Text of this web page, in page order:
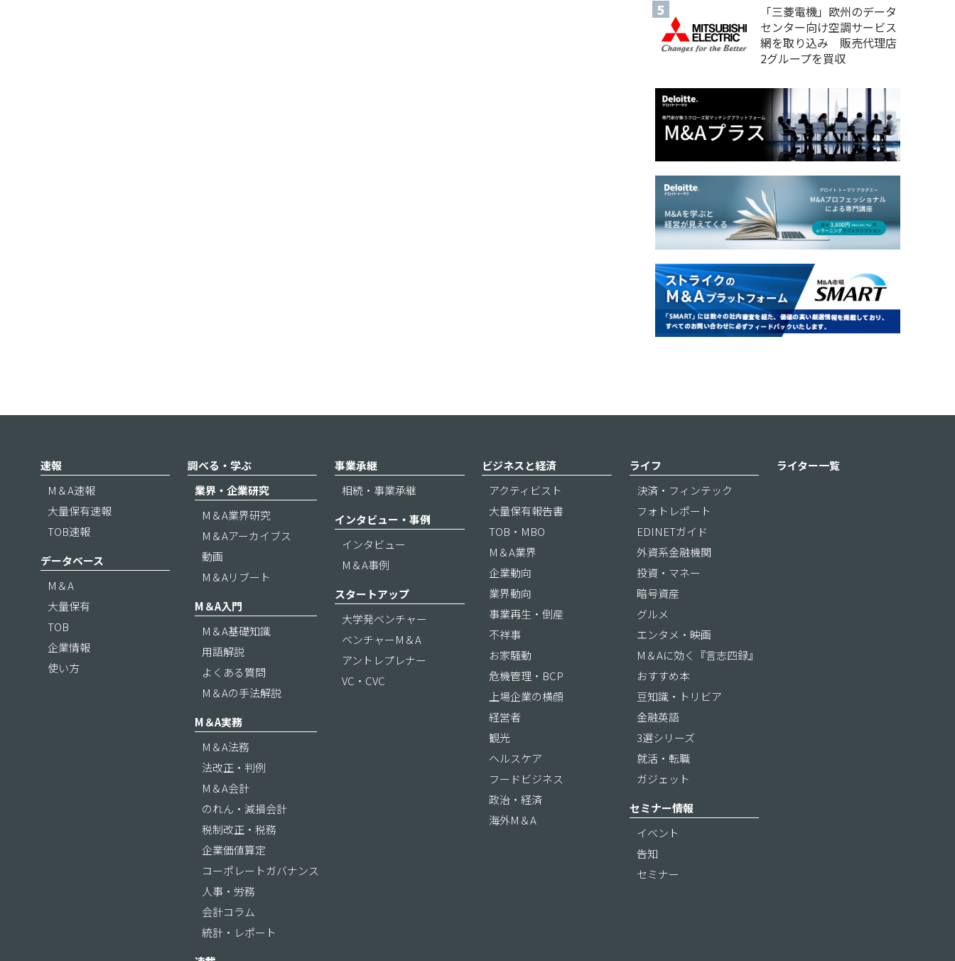
「三菱電機」欧州のデータ
センター向け空調サービス
網を取り込み 販売代理店
2グループを買収
速報
M＆A速報
大量保有速報
TOB速報
データベース
M＆A
大量保有
TOB
企業情報
使い方
調べる・学ぶ
業界・企業研究
M＆A業界研究
M＆Aアーカイブス
動画
M＆Aリブート
M＆A入門
M＆A基礎知識
用語解説
よくある質問
M＆Aの手法解説
M＆A実務
M＆A法務
法改正・判例
M＆A会計
のれん・減損会計
税制改正・税務
企業価値算定
コーポレートガバナンス
人事・労務
会計コラム
統計・レポート
事業承継
相続・事業承継
インタビュー・事例
インタビュー
M＆A事例
スタートアップ
大学発ベンチャー
ベンチャーM＆A
アントレプレナー
VC・CVC
ビジネスと経済
アクティビスト
大量保有報告書
TOB・MBO
M＆A業界
企業動向
業界動向
事業再生・倒産
不祥事
お家騒動
危機管理・BCP
上場企業の横顔
経営者
観光
ヘルスケア
フードビジネス
政治・経済
海外M＆A
ライフ
決済・フィンテック
フォトレポート
EDINETガイド
外資系金融機関
投資・マネー
暗号資産
グルメ
エンタメ・映画
M＆Aに効く『言志四録』
おすすめ本
豆知識・トリビア
金融英語
3選シリーズ
就活・転職
ガジェット
セミナー情報
イベント
告知
セミナー
ライター一覧